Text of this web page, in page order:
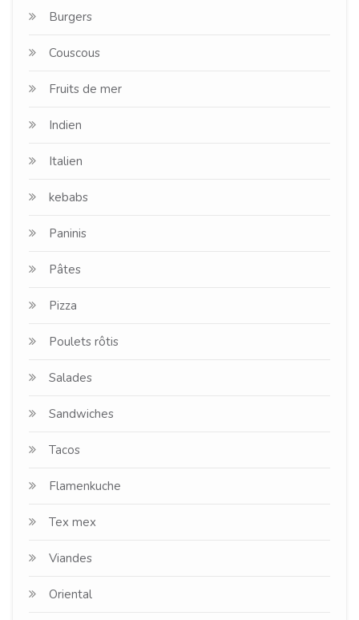
Burgers
Couscous
Fruits de mer
Indien
Italien
kebabs
Paninis
Pâtes
Pizza
Poulets rôtis
Salades
Sandwiches
Tacos
Flamenkuche
Tex mex
Viandes
Oriental